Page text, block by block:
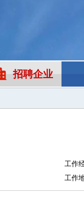
招聘企业
工作
工作